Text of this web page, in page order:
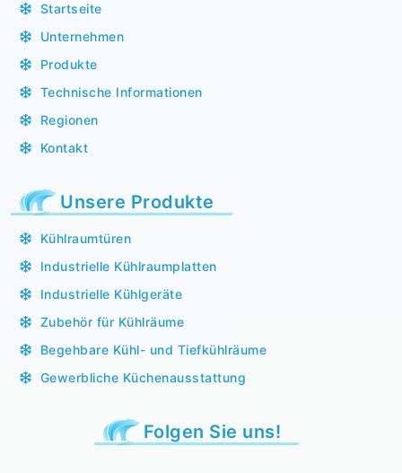
Startseite
Unternehmen
Produkte
Technische Informationen
Regionen
Kontakt
Unsere Produkte
Kühlraumtüren
Industrielle Kühlraumplatten
Industrielle Kühlgeräte
Zubehör für Kühlräume
Begehbare Kühl- und Tiefkühlräume
Gewerbliche Küchenausstattung
Folgen Sie uns!